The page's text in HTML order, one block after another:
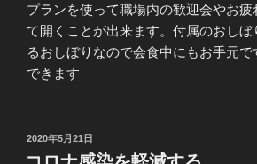
プランを使って職場内の歓迎会やお疲
て開くことが出来ます。付属のおしぼ
るおしぼりなので会食中にもお手元
できます
投
2020年5月21日